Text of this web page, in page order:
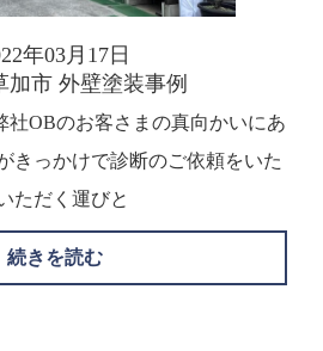
年03月17日
加市 外壁塗装事例
社OBのお客さまの真向かいにあ
きっかけで診断のご依頼をいた
ただく運びと
続きを読む